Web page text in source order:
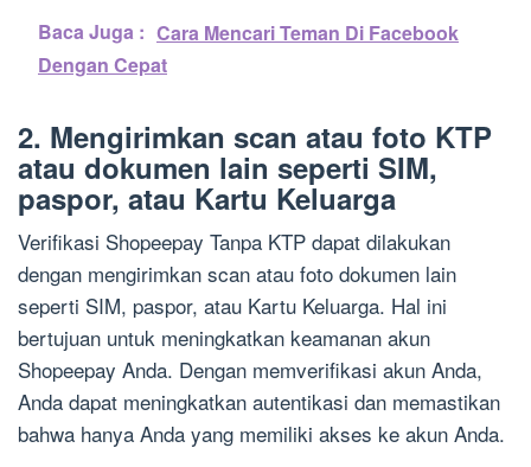
Baca Juga : Cara Mencari Teman Di Facebook
Dengan Cepat
2. Mengirimkan scan atau foto KTP
atau dokumen lain seperti SIM,
paspor, atau Kartu Keluarga
Verifikasi Shopeepay Tanpa KTP dapat dilakukan
dengan mengirimkan scan atau foto dokumen lain
seperti SIM, paspor, atau Kartu Keluarga. Hal ini
bertujuan untuk meningkatkan keamanan akun
Shopeepay Anda. Dengan memverifikasi akun Anda,
Anda dapat meningkatkan autentikasi dan memastikan
bahwa hanya Anda yang memiliki akses ke akun Anda.